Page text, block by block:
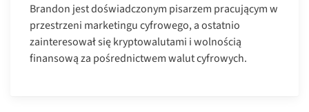
Brandon jest doświadczonym pisarzem pracującym w
przestrzeni marketingu cyfrowego, a ostatnio
zainteresował się kryptowalutami i wolnością
finansową za pośrednictwem walut cyfrowych.